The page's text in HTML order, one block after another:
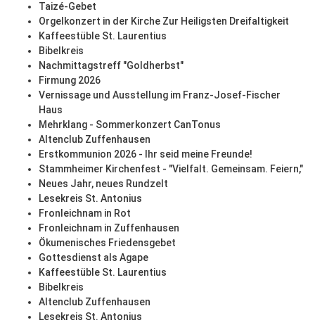
Taizé-Gebet
Orgelkonzert in der Kirche Zur Heiligsten Dreifaltigkeit
Kaffeestüble St. Laurentius
Bibelkreis
Nachmittagstreff "Goldherbst"
Firmung 2026
Vernissage und Ausstellung im Franz-Josef-Fischer
Haus
Mehrklang - Sommerkonzert CanTonus
Altenclub Zuffenhausen
Erstkommunion 2026 - Ihr seid meine Freunde!
Stammheimer Kirchenfest - "Vielfalt. Gemeinsam. Feiern,"
Neues Jahr, neues Rundzelt
Lesekreis St. Antonius
Fronleichnam in Rot
Fronleichnam in Zuffenhausen
Ökumenisches Friedensgebet
Gottesdienst als Agape
Kaffeestüble St. Laurentius
Bibelkreis
Altenclub Zuffenhausen
Lesekreis St. Antonius